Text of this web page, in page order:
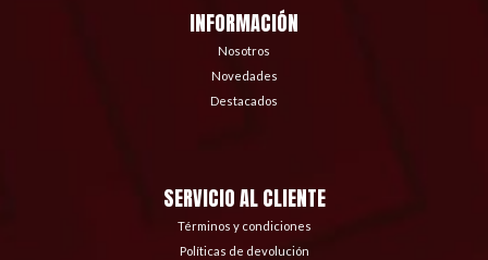
INFORMACIÓN
Nosotros
Novedades
Destacados
SERVICIO AL CLIENTE
Términos y condiciones
Políticas de devolución